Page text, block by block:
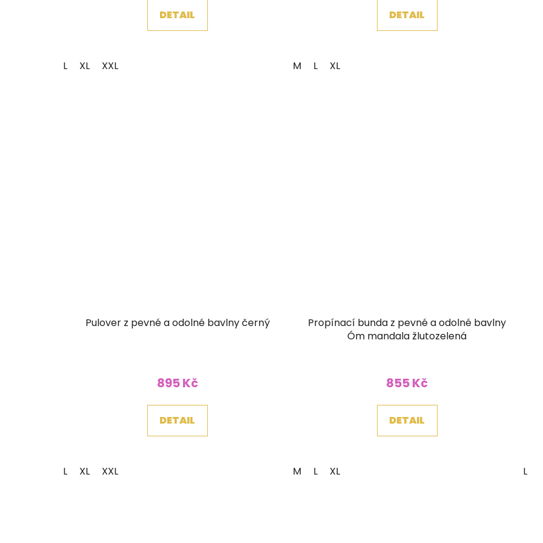
DETAIL
L XL XXL
DETAIL
M L XL
Pulover z pevné a odolné bavlny černý
895 Kč
DETAIL
L XL XXL
Propínací bunda z pevné a odolné bavlny
Óm mandala žlutozelená
855 Kč
DETAIL
M L XL L